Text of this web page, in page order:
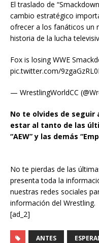
El traslado de
cambio estratégico
ofrecer a los fanáticos un
historia de la lucha
Fox is losing WWE
pic.twitter.com/9zgaGzRL0I
— WrestlingWorldCC
No te olvides de seguir
estar al tanto de las
“AEW” y las demás
No te pierdas de las
presenta toda la
nuestras redes sociales
información del Wrestling.
[ad_2]
ANTES